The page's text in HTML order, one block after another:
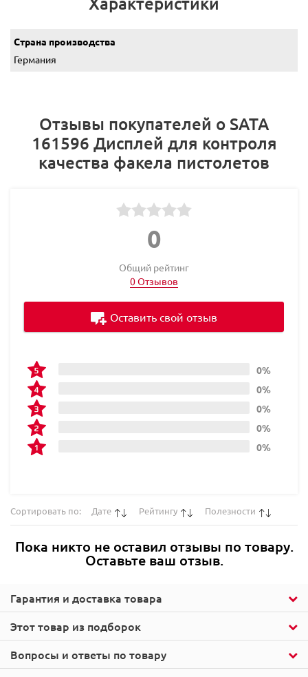
Страна производства
Германия
Этот товар из подборок
Гарантия и доставка товара
Отзывы покупателей о SATA
161596 Дисплей для контроля
качества факела пистолетов
0
Общий рейтинг
0 Отзывов
0%
0%
0%
0%
0%
Оставить свой отзыв
Сортировать по: Дате Рейтингу Полезности
Пока никто не оставил отзывы по товару.
Оставьте ваш отзыв.
Вопросы и ответы по товару